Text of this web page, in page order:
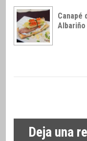
Canapé
Albariño
Deja una